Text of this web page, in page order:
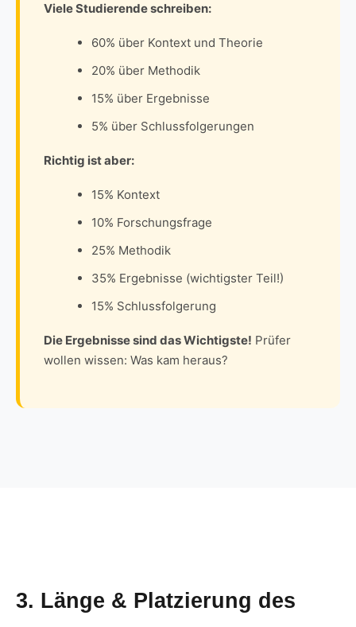
Viele Studierende schreiben:
60% über Kontext und Theorie
20% über Methodik
15% über Ergebnisse
5% über Schlussfolgerungen
Richtig ist aber:
15% Kontext
10% Forschungsfrage
25% Methodik
35% Ergebnisse (wichtigster Teil!)
15% Schlussfolgerung
Die Ergebnisse sind das Wichtigste! Prüfer
wollen wissen: Was kam heraus?
3. Länge & Platzierung des